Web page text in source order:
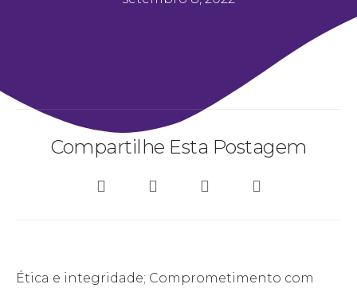
Compartilhe Esta Postagem
Ética e integridade; Comprometimento com